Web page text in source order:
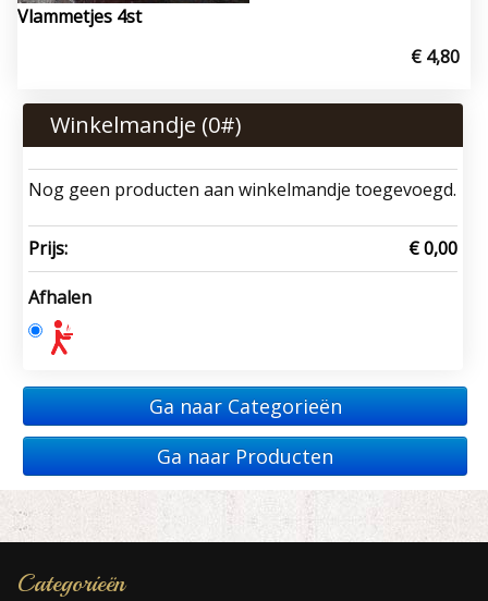
Vlammetjes 4st
€ 4,80
Winkelmandje (0#)
Nog geen producten aan winkelmandje toegevoegd.
Prijs: € 0,00
Afhalen
Ga naar Categorieën
Ga naar Producten
Categorieën